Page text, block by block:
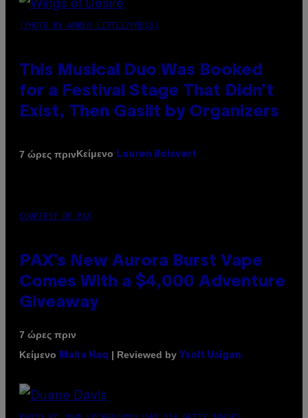
(PHOTO BY AMBER LITTLE/PRESS)
This Musical Duo Was Booked
for a Festival Stage That Didn’t
Exist, Then Gaslit by Organizers
7 ώρες πρινΚείμενο Lauren Boisvert
COURTESY OF PAX
PAX’s New Aurora Burst Vape
Comes With a $4,000 Adventure
Giveaway
7 ώρες πριν
Κείμενο
Maha Haq | Reviewed by Ysolt Usigan